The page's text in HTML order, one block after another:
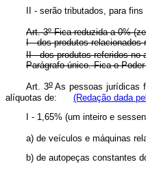
II - serão tributados, para
Art. 3º Fica reduzida a 0%
I - dos produtos
II - dos produtos referidos no
Parágrafo único. Fica o
Art. 3oAs pessoas jurídicas
alíquotas de: (Redação dada
I - 1,65% (um inteiro e
a) de veículos e máquinas
b) de autopeças constantes